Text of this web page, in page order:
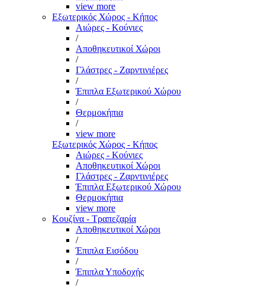
view more
Εξωτερικός Χώρος - Κήπος
Αιώρες - Κούνιες
/
Αποθηκευτικοί Χώροι
/
Γλάστρες - Ζαρντινιέρες
/
Έπιπλα Εξωτερικού Χώρου
/
Θερμοκήπια
/
view more
Εξωτερικός Χώρος - Κήπος
Αιώρες - Κούνιες
Αποθηκευτικοί Χώροι
Γλάστρες - Ζαρντινιέρες
Έπιπλα Εξωτερικού Χώρου
Θερμοκήπια
view more
Κουζίνα - Τραπεζαρία
Αποθηκευτικοί Χώροι
/
Έπιπλα Εισόδου
/
Έπιπλα Υποδοχής
/